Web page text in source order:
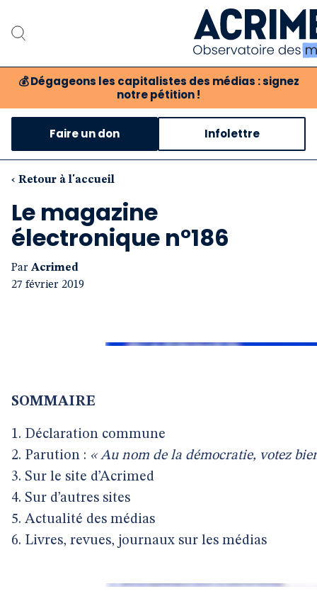
💰 Dégageons les capitalistes des médias : signez
notre pétition !
Notre critique des
Faire un don Infolettre
‹ Retour à l'accueil
Le magazine
électronique n°186
Par Acrimed
27 février 2019
SOMMAIRE
1. Déclaration commune
2. Parution : « Au nom de la démocratie, votez
3. Sur le site d’Acrimed
4. Sur d’autres sites
5. Actualité des médias
6. Livres, revues, journaux sur les médias